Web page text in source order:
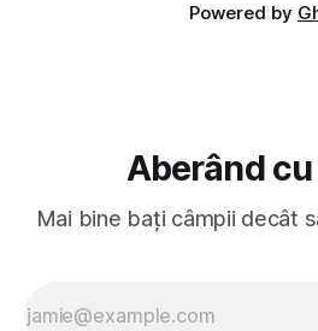
Powered by
Aberând
Mai bine bați câmpii decât